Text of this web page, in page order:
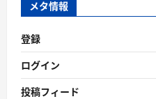
メタ情報
登録
ログイン
投稿フィード